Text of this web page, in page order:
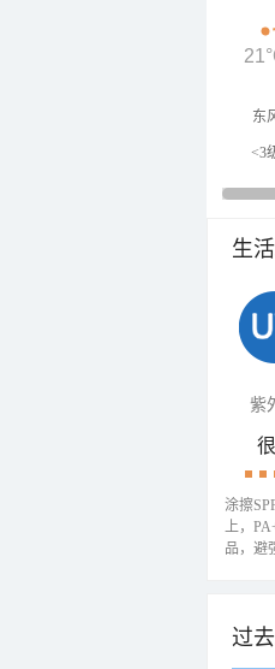
东
<3
生
紫
涂擦
上，
品，避
过